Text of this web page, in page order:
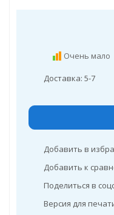
Очень мало
Доставка: 5-7
Добавить в
Добавить к
Поделиться в
Версия для